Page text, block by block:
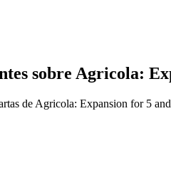
sobre Agricola:
de Agricola: Expansion for 5